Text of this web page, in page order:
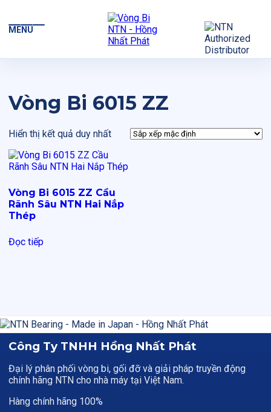
MENU
Vòng Bi 6015 ZZ
Hiển thị kết quả duy nhất
Vòng Bi 6015 ZZ Cầu
Rãnh Sâu NTN Hai Nắp
Thép
Đọc tiếp
Công Ty TNHH Hồng Nhất Phát
Đại lý phân phối vòng bi, gối đỡ và giải pháp truyền động
chính hãng NTN cho nhà máy tại Việt Nam.
Hàng chính hãng 100%